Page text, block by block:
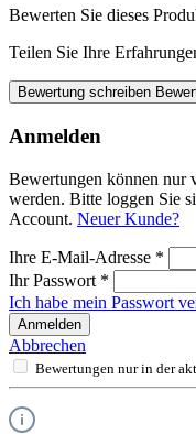
Bewerten Sie dieses
Teilen Sie Ihre
Bewertung schreiben
Anmelden
Bewertungen können nur
werden. Bitte loggen Sie
Account. Neuer Kunde?
Ihre E-Mail-Adresse *
Ihr Passwort *
Ich habe mein Passwort
Anmelden
Abbrechen
Bewertungen nur in der